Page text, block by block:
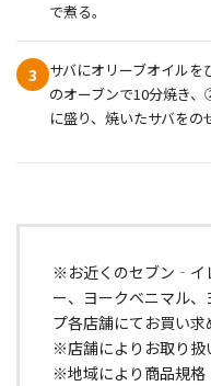
で煮る。
3
サバにオリーブオイルを
のオーブンで10分焼き
に盛り、焼いたサバをの
※お近くのセブン‐イ
ー、ヨークベニマル
プ各店舗にてお買い求
※店舗によりお取り扱
※地域により商品規格